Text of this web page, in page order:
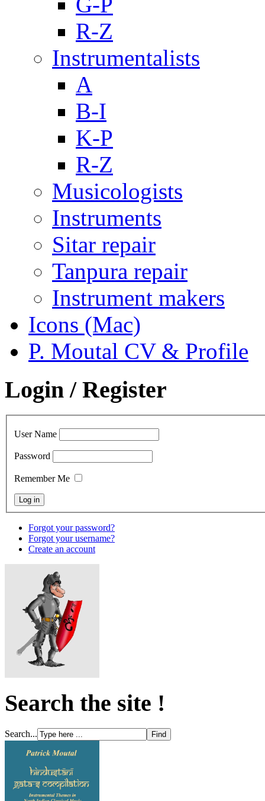
R-Z
Instrumentalists
A
B-I
K-P
R-Z
Musicologists
Instruments
Sitar repair
Tanpura repair
Instrument makers
Icons (Mac)
P. Moutal CV & Profile
Login / Register
User Name
Password
Remember Me
Forgot your password?
Forgot your username?
Create an account
Search the site !
Search...